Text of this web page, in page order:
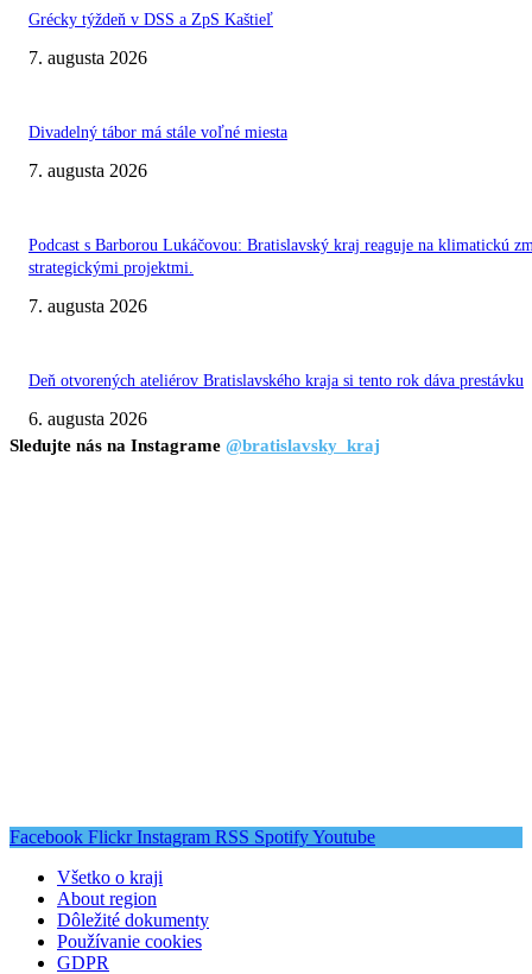
Grécky týždeň v DSS a ZpS Kaštieľ
7. augusta 2026
Divadelný tábor má stále voľné miesta
7. augusta 2026
Podcast s Barborou Lukáčovou: Bratislavský kraj reaguje na klimatickú
strategickými projektmi.
7. augusta 2026
Deň otvorených ateliérov Bratislavského kraja si tento rok dáva prestávku
6. augusta 2026
Sledujte nás na Instagrame @bratislavsky_kraj
Facebook Flickr Instagram RSS SpotifyYoutube
Všetko o kraji
About region
Dôležité dokumenty
Používanie cookies
GDPR